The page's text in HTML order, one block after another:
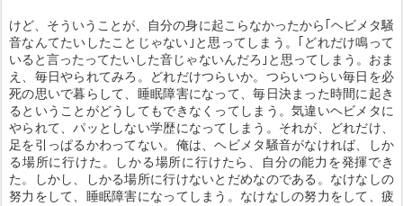
けど、そういうことが、自分の身に起こらなかったから｢ヘビメタ騒
音なんてたいしたことじゃない｣と思ってしまう。｢どれだけ鳴って
いると言ったってたいした音じゃないんだろ｣と思ってしまう。おま
え、毎日やられてみろ。どれだけつらいか。つらいつらい毎日を必
死の思いで暮らして、睡眠障害になって、毎日決まった時間に起き
るということがどうしてもできなくってしまう。気違いヘビメタに
やられて、パッとしない学歴になってしまう。それが、どれだけ、
足を引っぱるかわってない。俺は、ヘビメタ騒音がなければ、しか
る場所に行けた。しかる場所に行けたら、自分の能力を発揮でき
た。しかし、しかる場所に行けないとだめなのである。なけなしの
努力をして、睡眠障害になってしまう。なけなしの努力をして、疲